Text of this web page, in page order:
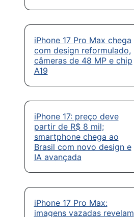
iPhone 17 Pro Max chega
com design reformulado,
câmeras de 48 MP e chip
A19
iPhone 17: preço deve
partir de R$ 8 mil;
smartphone chega ao
Brasil com novo design e
IA avançada
iPhone 17 Pro Max:
imagens vazadas revelam